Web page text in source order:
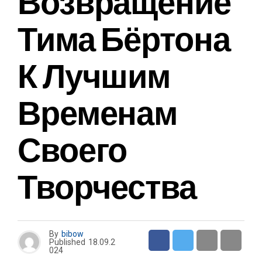
Тима Бёртона
К Лучшим
Временам
Своего
Творчества
By bibow
Published 18.09.2
024